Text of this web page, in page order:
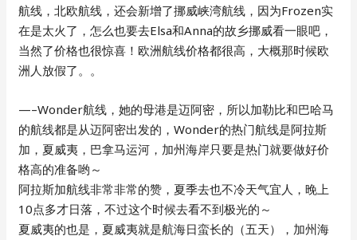
航线，北欧航线，还会新增了挪威峡湾航线，因为Frozen实
在是太火了，怎么也要去Elsa和Anna的故乡挪威看一眼吧，
当然了价格也很惊喜！欧洲航线价格都很高，大概那时候欧
洲人放假了。。
—–Wonder航线，她的母港是迈阿密，所以加勒比和巴哈马
的航线都是从迈阿密出发的，Wonder的热门航线是阿拉斯
加，夏威夷，巴拿马运河，加州海岸只要是热门就要做好价
格高的准备哟～
阿拉斯加航线非常非常的赞，夏季去也不冷天气宜人，晚上
10点多才日落，不过这个时候去看不到极光的～
夏威夷的也是，夏威夷就是航海日蛮长的（五天），加州海